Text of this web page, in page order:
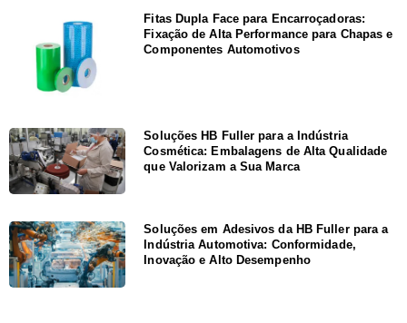
Fitas Dupla Face para Encarroçadoras:
Fixação de Alta Performance para Chapas e
Componentes Automotivos
Soluções HB Fuller para a Indústria
Cosmética: Embalagens de Alta Qualidade
que Valorizam a Sua Marca
Soluções em Adesivos da HB Fuller para a
Indústria Automotiva: Conformidade,
Inovação e Alto Desempenho